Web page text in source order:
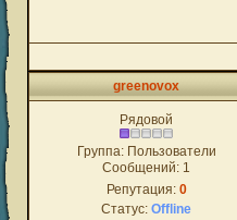
greenovox
Рядовой
Группа: Пользователи
Сообщений: 1
Репутация: 0
Статус: Offline